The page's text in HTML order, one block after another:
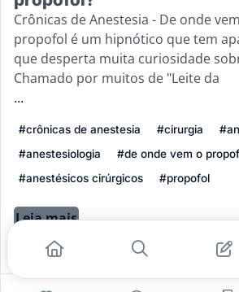
Crônicas de Anestesia - De onde
propofol é um hipnótico que tem
que desperta muita curiosidade
Chamado por muitos de "Leite da
...
#crônicas de anestesia #cirurgia
#anestesiologia
#de onde vem o
#anestésicos cirúrgicos
#propofol
Leia mais